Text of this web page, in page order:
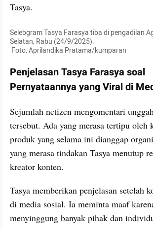
Tasya.
Selebgram Tasya Farasya tiba di pengadilan
Selatan, Rabu (24/9/2025).
Foto: Aprilandika Pratama/kumparan
Penjelasan Tasya Farasya soal
Pernyataannya yang Viral di
Sejumlah netizen mengomentari
tersebut. Ada yang merasa tertipu oleh
produk yang selama ini dianggap
yang merasa tindakan Tasya menutup
kreator konten.
Tasya memberikan penjelasan setelah
di media sosial. Ia meminta maaf
menyinggung banyak pihak dan